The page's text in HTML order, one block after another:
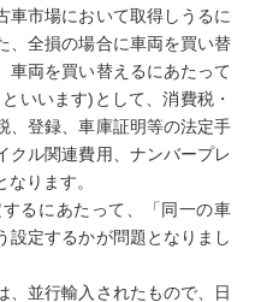
車市場において取得しうるに
、全損の場合に車両を買い替
車両を買い替えるにあたって
いいます)として、消費税・
、登録、車庫証明等の法定手
クル関連費用、ナンバープレ
ります。
るにあたって、「同一の車
設定するかが問題となりまし
、並行輸入されたもので、日